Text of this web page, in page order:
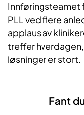
Innføringsteamet
PLL ved flere
applaus av
treffer
løsninger er stort.
Fant